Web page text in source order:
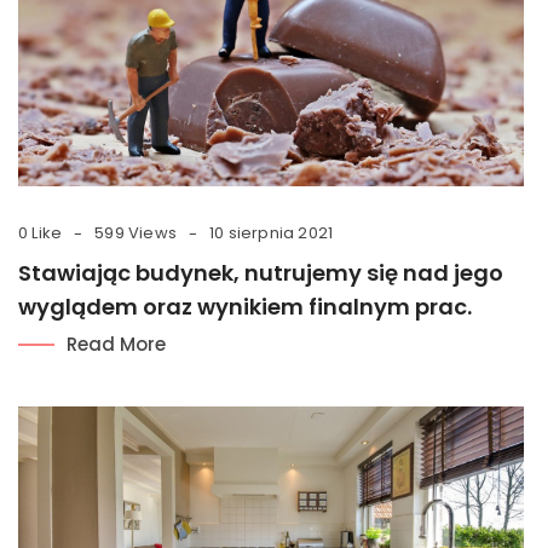
0 Like 599 Views 10 sierpnia 2021
Stawiając budynek, nutrujemy się nad jego
wyglądem oraz wynikiem finalnym prac.
Read More